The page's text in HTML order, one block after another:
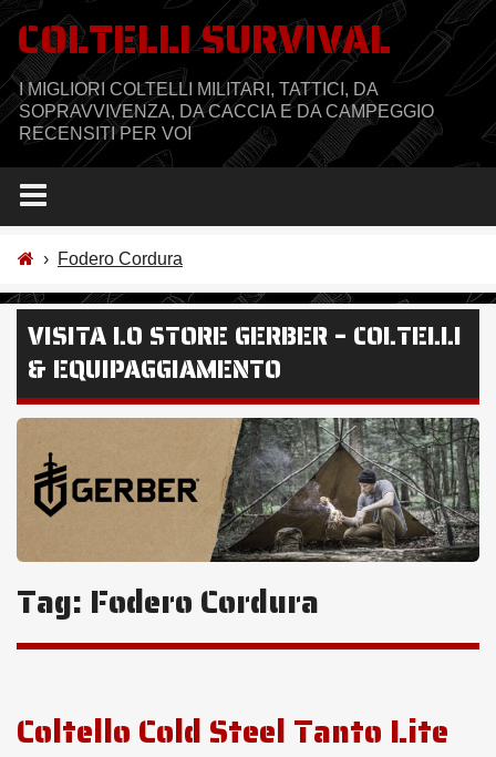
Salta
contenuto
COLTELLI SURVIVAL
I MIGLIORI COLTELLI MILITARI, TATTICI, DA
SOPRAVVIVENZA, DA CACCIA E DA CAMPEGGIO
RECENSITI PER VOI
› Fodero Cordura
VISITA LO STORE GERBER – COLTELLI
& EQUIPAGGIAMENTO
Tag: Fodero Cordura
Coltello Cold Steel Tanto Lite